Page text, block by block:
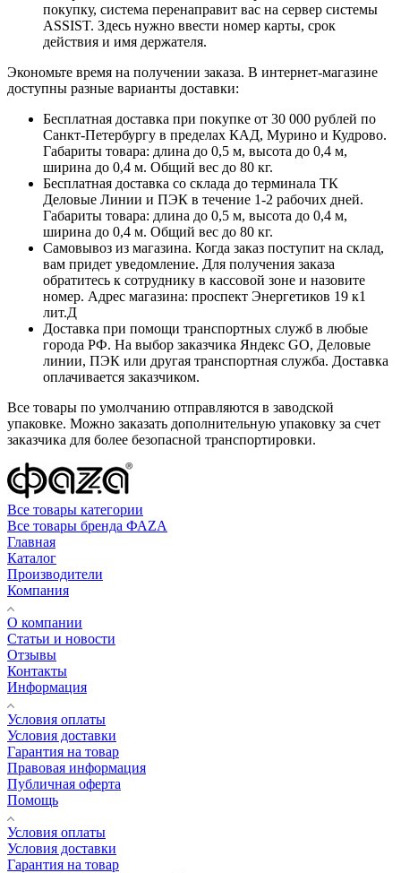
покупку, система перенаправит вас на сервер системы
ASSIST. Здесь нужно ввести номер карты, срок
действия и имя держателя.
Экономьте время на получении заказа. В интернет-магазине
доступны разные варианты доставки:
Бесплатная доставка при покупке от 30 000 рублей по
Санкт-Петербургу в пределах КАД, Мурино и Кудрово.
Габариты товара: длина до 0,5 м, высота до 0,4 м,
ширина до 0,4 м. Общий вес до 80 кг.
Бесплатная доставка со склада до терминала ТК
Деловые Линии и ПЭК в течение 1-2 рабочих дней.
Габариты товара: длина до 0,5 м, высота до 0,4 м,
ширина до 0,4 м. Общий вес до 80 кг.
Самовывоз из магазина. Когда заказ поступит на склад,
вам придет уведомление. Для получения заказа
обратитесь к сотруднику в кассовой зоне и назовите
номер. Адрес магазина: проспект Энергетиков 19 к1
лит.Д
Доставка при помощи транспортных служб в любые
города РФ. На выбор заказчика Яндекс GO, Деловые
линии, ПЭК или другая транспортная служба. Доставка
оплачивается заказчиком.
Все товары по умолчанию отправляются в заводской
упаковке. Можно заказать дополнительную упаковку за счет
заказчика для более безопасной транспортировки.
Все товары категории
Все товары бренда ФАZA
Главная
Каталог
Производители
Компания
О компании
Статьи и новости
Отзывы
Контакты
Информация
Условия оплаты
Условия доставки
Гарантия на товар
Правовая информация
Публичная оферта
Помощь
Условия оплаты
Условия доставки
Гарантия на товар